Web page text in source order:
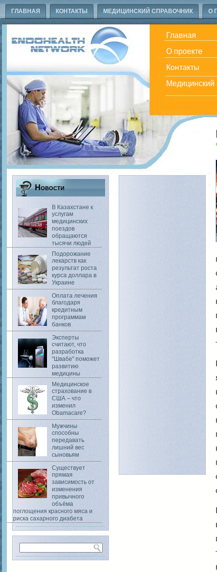
ГЛАВНАЯ КОНТАКТЫ МЕДИЦИНСКИЙ СПРАВОЧНИК О
Главная
О проекте
Контакты
Медицинский
Новости
В Казахстане к
услугам
медицинских
поездов
обращаются
тысячи людей
Подорожание
лекарств как
результат роста
курса доллара в
Украине
Оплата лечения
благодаря
кредитным
программам
банков
Эксперты
считают, что
разработка
"Швабе" поможет
развитию
медицины
Медицинское
страхование в
США – что
изменил
Obamacare?
Мужчины
способны
передавать
лишний вес
сыновьям
Существует
прямая
зависимость от
изменения
привычного
объёма
поглощения красного мяса и
риска сахарного диабета